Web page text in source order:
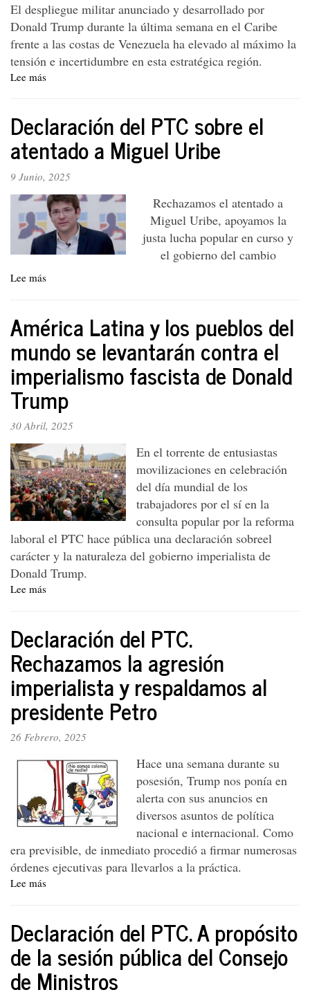
El despliegue militar anunciado y desarrollado por
Donald Trump durante la última semana en el Caribe
frente a las costas de Venezuela ha elevado al máximo la
tensión e incertidumbre en esta estratégica región.
Lee más
PTC
Declaración del PTC sobre el
atentado a Miguel Uribe
9 Junio, 2025
Rechazamos el atentado a
Miguel Uribe, apoyamos la
justa lucha popular en curso y
el gobierno del cambio
Lee más
PTC
sobre
el
atentado
a
Miguel
Uribe
América Latina y los pueblos del
mundo se levantarán contra el
imperialismo fascista de Donald
Trump
30 Abril, 2025
En el torrente de entusiastas
movilizaciones en celebración
del día mundial de los
trabajadores por el sí en la
consulta popular por la reforma
laboral el PTC hace pública una declaración sobreel
carácter y la naturaleza del gobierno imperialista de
Donald Trump.
Lee más
y
los
pueblos
del
mundo
se
levantarán
contra
imperialismo
fascista
de
Donald
Trump
Declaración del PTC.
Rechazamos la agresión
imperialista y respaldamos al
presidente Petro
26 Febrero, 2025
Hace una semana durante su
posesión, Trump nos ponía en
alerta con sus anuncios en
diversos asuntos de política
nacional e internacional. Como
era previsible, de inmediato procedió a firmar numerosas
órdenes ejecutivas para llevarlos a la práctica.
Lee más
PTC.
Rechazamos
la
agresión
imperialista
Declaración del PTC. A propósito
de la sesión pública del Consejo
de Ministros